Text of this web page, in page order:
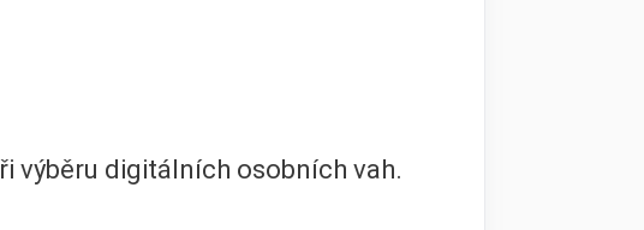
výběru digitálních osobních vah.